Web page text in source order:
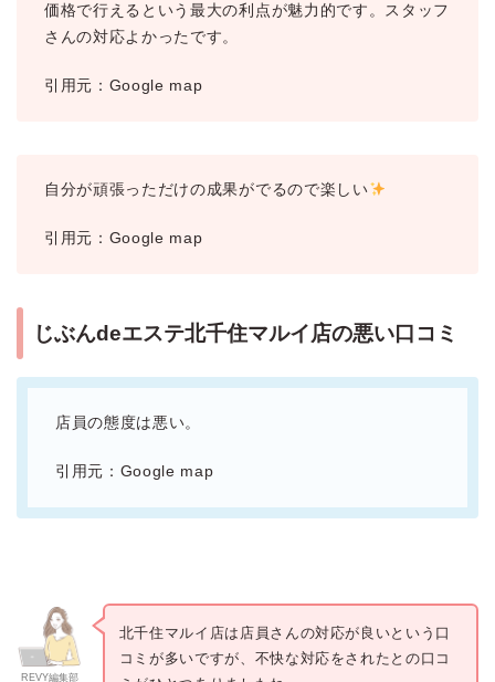
価格で行えるという最大の利点が魅力的です。スタッフ
さんの対応よかったです。
引用元：Google map
自分が頑張っただけの成果がでるので楽しい
引用元：Google map
じぶんdeエステ北千住マルイ店の悪い口コミ
店員の態度は悪い。
引用元：Google map
REVY編集部
北千住マルイ店は店員さんの対応が良いという口
コミが多いですが、不快な対応をされたとの口コ